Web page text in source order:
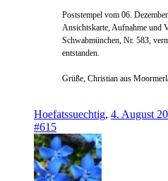
Poststempel vom 06.
Ansichtskarte, Aufnahme und
Schwabmünchen, Nr. 583,
entstanden.
Grüße, Christian aus
Hoefatssuechtig, 4. August
#615